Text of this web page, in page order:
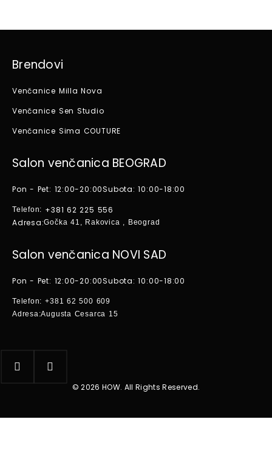
Brendovi
Venčanice Milla Nova
Venčanice Sen Studio
Venčanice Sima COUTURE
Salon venčanica BEOGRAD
Pon - Pet: 12:00-20:00Subota: 10:00-18:00
Telefon: +381 62 225 556
Adresa:Gočka 41, Rakovica , Beograd
Salon venčanica NOVI SAD
Pon - Pet: 12:00-20:00Subota: 10:00-18:00
Telefon: +381 62 500 609
Adresa:Augusta Cesarca 15
© 2026 HOW. All Rights Reserved.